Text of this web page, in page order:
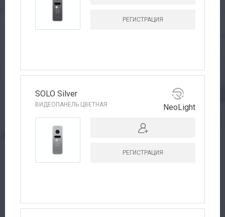
РЕГИСТРАЦИЯ
SOLO Silver
ВИДЕОПАНЕЛЬ ЦВЕТНАЯ NeoLight
РЕГИСТРАЦИЯ